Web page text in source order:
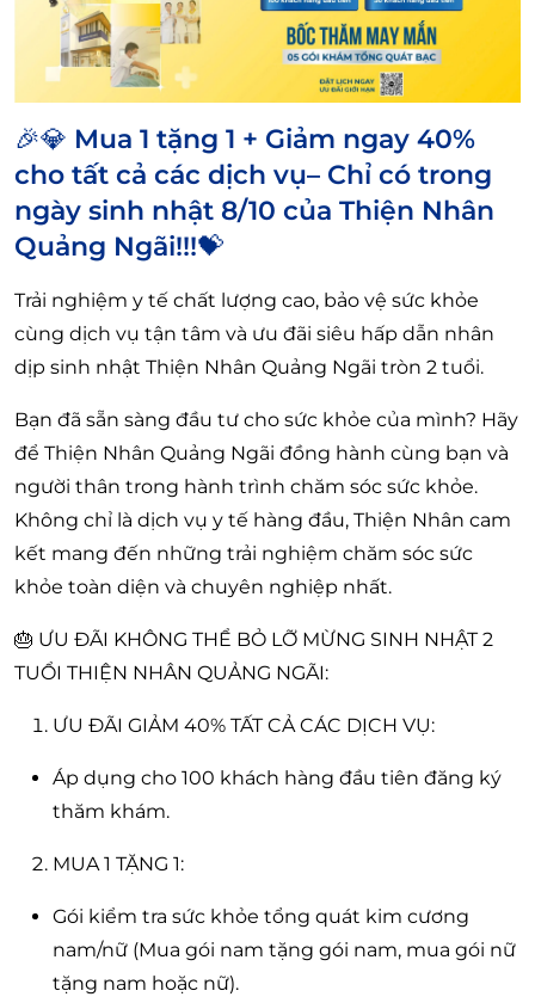
🎉💎 Mua 1 tặng 1 + Giảm ngay 40%
cho tất cả các dịch vụ– Chỉ có trong
ngày sinh nhật 8/10 của Thiện Nhân
Quảng Ngãi!!!💝
Trải nghiệm y tế chất lượng cao, bảo vệ sức khỏe
cùng dịch vụ tận tâm và ưu đãi siêu hấp dẫn nhân
dịp sinh nhật Thiện Nhân Quảng Ngãi tròn 2 tuổi.
Bạn đã sẵn sàng đầu tư cho sức khỏe của mình? Hãy
để Thiện Nhân Quảng Ngãi đồng hành cùng bạn và
người thân trong hành trình chăm sóc sức khỏe.
Không chỉ là dịch vụ y tế hàng đầu, Thiện Nhân cam
kết mang đến những trải nghiệm chăm sóc sức
khỏe toàn diện và chuyên nghiệp nhất.
🎂 ƯU ĐÃI KHÔNG THỂ BỎ LỠ MỪNG SINH NHẬT 2
TUỔI THIỆN NHÂN QUẢNG NGÃI:
ƯU ĐÃI GIẢM 40% TẤT CẢ CÁC DỊCH VỤ:
Áp dụng cho 100 khách hàng đầu tiên đăng ký
thăm khám.
MUA 1 TẶNG 1:
Gói kiểm tra sức khỏe tổng quát kim cương
nam/nữ (Mua gói nam tặng gói nam, mua gói nữ
tặng nam hoặc nữ).